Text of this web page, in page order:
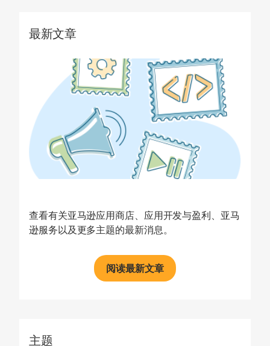
最新文章
查看有关亚马逊应用商店、应用开发与盈利、亚马
逊服务以及更多主题的最新消息。
阅读最新文章
主题